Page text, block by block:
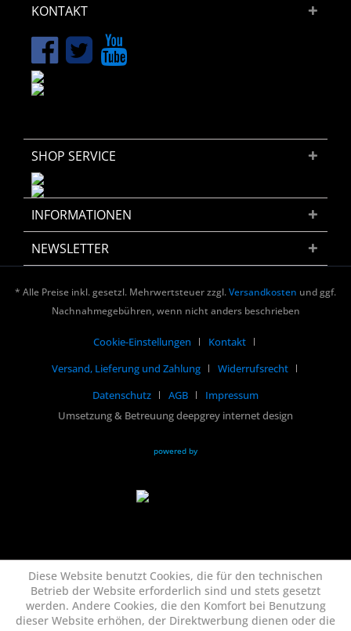
KONTAKT
SHOP SERVICE
INFORMATIONEN
NEWSLETTER
* Alle Preise inkl. gesetzl. Mehrwertsteuer zzgl.Versandkosten und ggf.
Nachnahmegebühren, wenn nicht anders beschrieben
Cookie-Einstellungen
Kontakt
Versand, Lieferung und Zahlung
Widerrufsrecht
Datenschutz
AGB
Impressum
Umsetzung & Betreuung deepgrey internet design
powered by
Diese Website benutzt Cookies, die für den technischen
Betrieb der Website erforderlich sind und stets gesetzt
werden. Andere Cookies, die den Komfort bei Benutzung
dieser Website erhöhen, der Direktwerbung dienen oder die